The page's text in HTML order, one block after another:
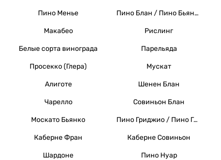
Пино Менье Пино Блан / Пино Бьянко / Вайссер Бургундер
Макабео Рислинг
Белые сорта винограда Парельяда
Просекко (Глера) Мускат
Алиготе Шенен Блан
Чарелло Совиньон Блан
Москато Бьянко Пино Гриджио / Пино Гри
Каберне Фран Каберне Совиньон
Шардоне Пино Нуар